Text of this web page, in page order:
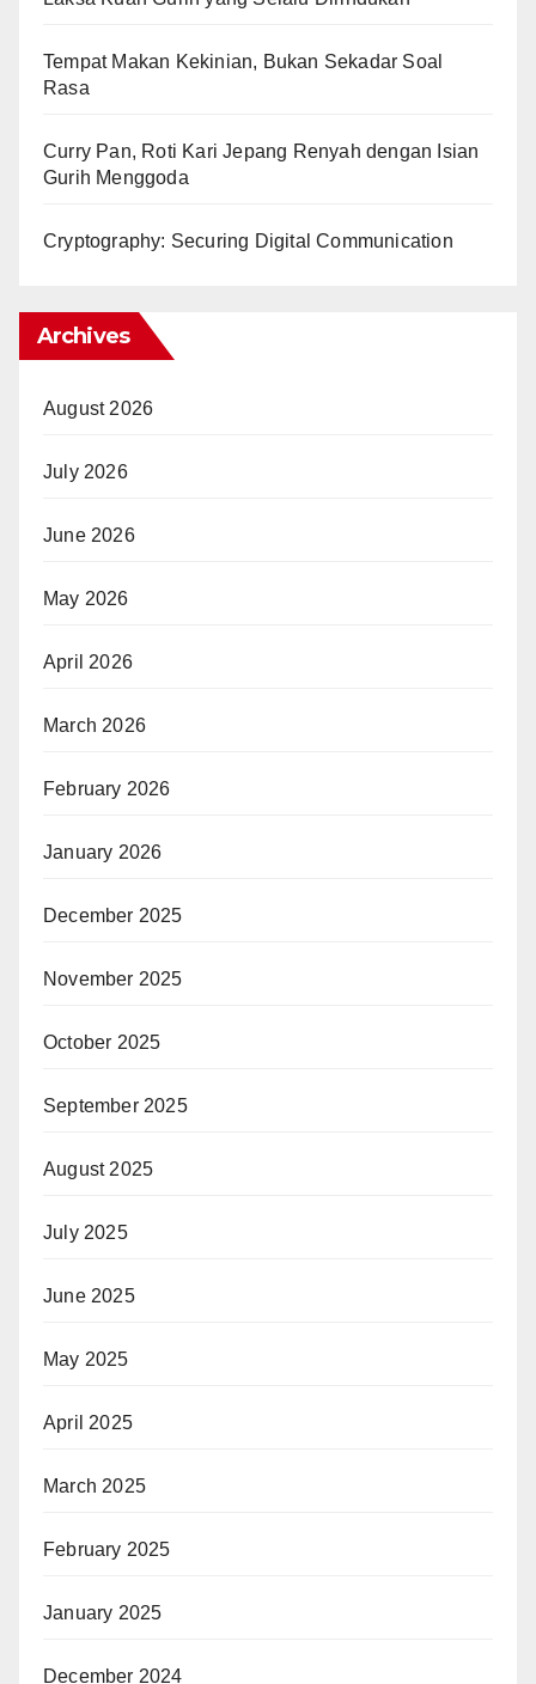
Tempat Makan Kekinian, Bukan Sekadar Soal
Rasa
Curry Pan, Roti Kari Jepang Renyah dengan Isian
Gurih Menggoda
Cryptography: Securing Digital Communication
Archives
August 2026
July 2026
June 2026
May 2026
April 2026
March 2026
February 2026
January 2026
December 2025
November 2025
October 2025
September 2025
August 2025
July 2025
June 2025
May 2025
April 2025
March 2025
February 2025
January 2025
December 2024